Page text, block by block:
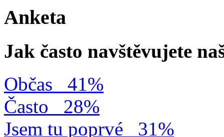
Anketa
Jak často navštěvujete
Občas
41%
Často
28%
Jsem tu poprvé
31%